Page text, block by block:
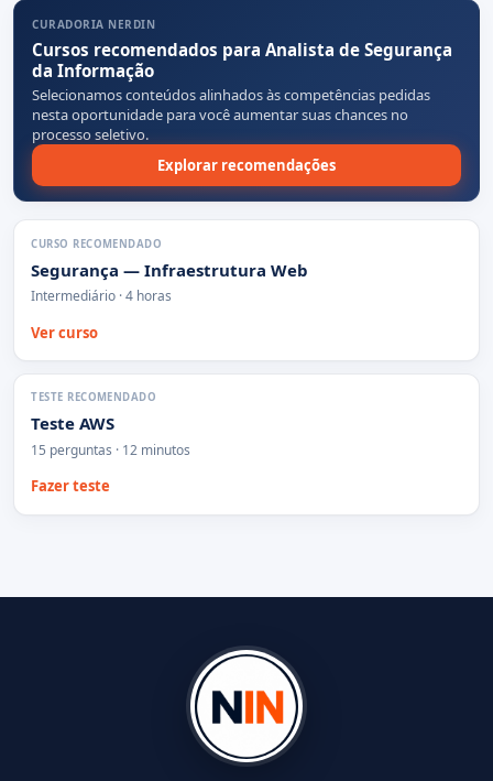
CURADORIA NERDIN
Cursos recomendados para Analista de Segurança
da Informação
Selecionamos conteúdos alinhados às competências pedidas
nesta oportunidade para você aumentar suas chances no
processo seletivo.
Explorar recomendações
CURSO RECOMENDADO
Segurança — Infraestrutura Web
Intermediário · 4 horas
Ver curso
TESTE RECOMENDADO
Teste AWS
15 perguntas · 12 minutos
Fazer teste